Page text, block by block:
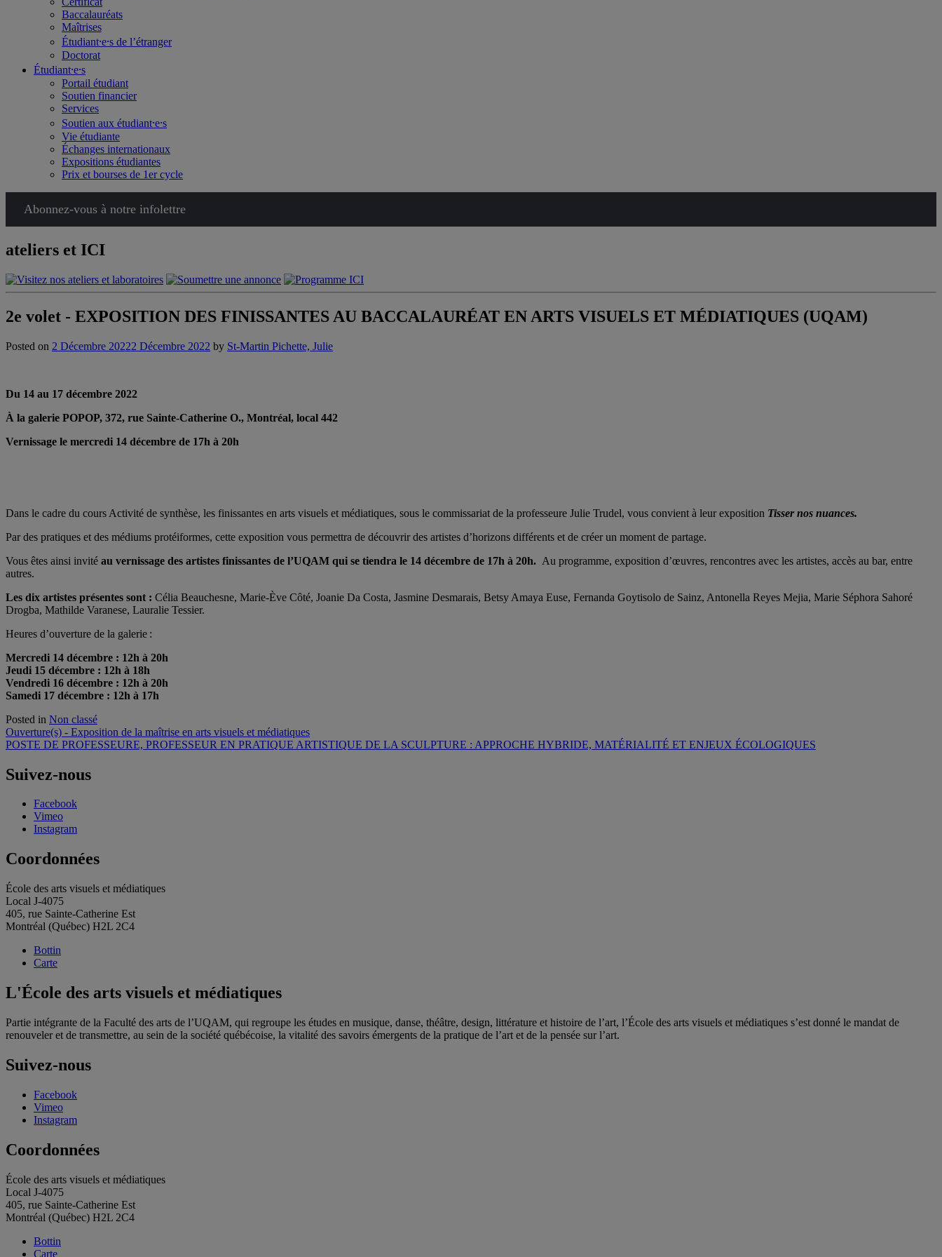
Baccalauréats
Maîtrises
Étudiant⸱e⸱s de l’étranger
Doctorat
Étudiant⸱e⸱s
Portail étudiant
Soutien financier
Services
Soutien aux étudiant⸱e⸱s
Vie étudiante
Échanges internationaux
Expositions étudiantes
Prix et bourses de 1er cycle
Abonnez-vous à notre infolettre
ateliers et ICI
2e volet - EXPOSITION DES FINISSANTES AU BACCALAURÉAT EN ARTS VISUELS ET MÉDIATIQUES (UQAM)
Posted on 2 Décembre 20222 Décembre 2022 by St-Martin Pichette, Julie
Du 14 au 17 décembre 2022
À la galerie POPOP, 372, rue Sainte-Catherine O., Montréal, local 442
Vernissage le mercredi 14 décembre de 17h à 20h
Dans le cadre du cours Activité de synthèse, les finissantes en arts visuels et médiatiques, sous le commissariat de la professeure Julie Trudel, vous convient à leur exposition Tisser nos nuances.
Par des pratiques et des médiums protéiformes, cette exposition vous permettra de découvrir des artistes d’horizons différents et de créer un moment de partage.
Vous êtes ainsi invité au vernissage des artistes finissantes de l’UQAM qui se tiendra le 14 décembre de 17h à 20h. Au programme, exposition d’œuvres, rencontres avec les artistes, accès au bar, entre
autres.
Les dix artistes présentes sont : Célia Beauchesne, Marie-Ève Côté, Joanie Da Costa, Jasmine Desmarais, Betsy Amaya Euse, Fernanda Goytisolo de Sainz, Antonella Reyes Mejia, Marie Séphora Sahoré
Drogba, Mathilde Varanese, Lauralie Tessier.
Heures d’ouverture de la galerie :
Mercredi 14 décembre : 12h à 20h
Jeudi 15 décembre : 12h à 18h
Vendredi 16 décembre : 12h à 20h
Samedi 17 décembre : 12h à 17h
Posted in Non classé
Navigation
de
l'article
Ouverture(s) - Exposition de la maîtrise en arts visuels et médiatiques
POSTE DE PROFESSEURE, PROFESSEUR EN PRATIQUE ARTISTIQUE DE LA SCULPTURE : APPROCHE HYBRIDE, MATÉRIALITÉ ET ENJEUX ÉCOLOGIQUES
Suivez-nous
Facebook
Vimeo
Instagram
Coordonnées
École des arts visuels et médiatiques
Local J-4075
405, rue Sainte-Catherine Est
Montréal (Québec) H2L 2C4
Bottin
Carte
L'École des arts visuels et médiatiques
Partie intégrante de la Faculté des arts de l’UQAM, qui regroupe les études en musique, danse, théâtre, design, littérature et histoire de l’art, l’École des arts visuels et médiatiques s’est donné le mandat de
renouveler et de transmettre, au sein de la société québécoise, la vitalité des savoirs émergents de la pratique de l’art et de la pensée sur l’art.
Suivez-nous
Facebook
Vimeo
Instagram
Coordonnées
École des arts visuels et médiatiques
Local J-4075
405, rue Sainte-Catherine Est
Montréal (Québec) H2L 2C4
Bottin
Carte